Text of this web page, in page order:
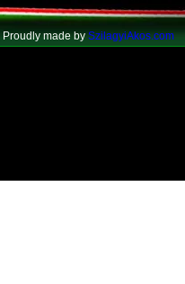
Proudly made by SzilagyiAkos.com